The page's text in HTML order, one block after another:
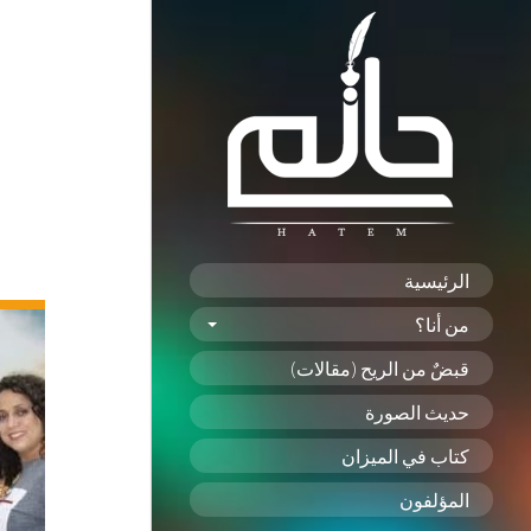
الرئيسية
من أنا؟
قبضٌ من الريح (مقالات)
حديث الصورة
كتاب في الميزان
المؤلفون